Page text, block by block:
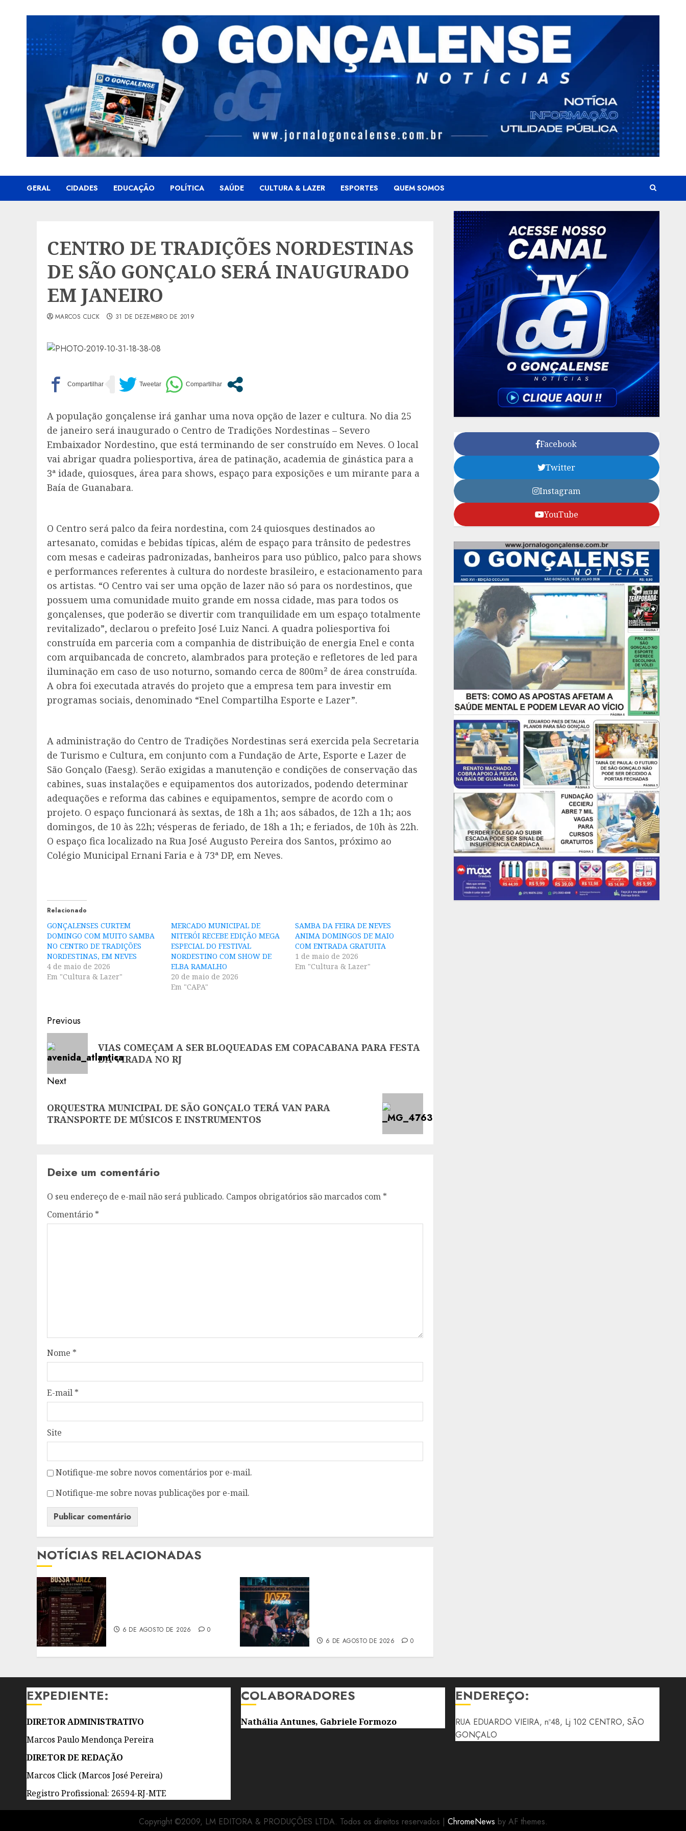
GERAL CIDADES EDUCAÇÃO POLÍTICA SAÚDE CULTURA & LAZER ESPORTES QUEM SOMOS
CENTRO DE TRADIÇÕES NORDESTINAS
DE SÃO GONÇALO SERÁ INAUGURADO
EM JANEIRO
MARCOS CLICK 31 DE DEZEMBRO DE 2019
A população gonçalense irá ganhar uma nova opção de lazer e cultura. No dia 25
de janeiro será inaugurado o Centro de Tradições Nordestinas – Severo
Embaixador Nordestino, que está terminando de ser construído em Neves. O local
vai abrigar quadra poliesportiva, área de patinação, academia de ginástica para a
3ª idade, quiosques, área para shows, espaço para exposições e um mirante para a
Baía de Guanabara.
O Centro será palco da feira nordestina, com 24 quiosques destinados ao
artesanato, comidas e bebidas típicas, além de espaço para trânsito de pedestres
com mesas e cadeiras padronizadas, banheiros para uso público, palco para shows
e performances referentes à cultura do nordeste brasileiro, e estacionamento para
os artistas. “O Centro vai ser uma opção de lazer não só para os nordestinos, que
possuem uma comunidade muito grande em nossa cidade, mas para todos os
gonçalenses, que poderão se divertir com tranquilidade em um espaço totalmente
revitalizado”, declarou o prefeito José Luiz Nanci. A quadra poliesportiva foi
construída em parceria com a companhia de distribuição de energia Enel e conta
com arquibancada de concreto, alambrados para proteção e refletores de led para
iluminação em caso de uso noturno, somando cerca de 800m² de área construída.
A obra foi executada através do projeto que a empresa tem para investir em
programas sociais, denominado “Enel Compartilha Esporte e Lazer”.
A administração do Centro de Tradições Nordestinas será exercida pela Secretaria
de Turismo e Cultura, em conjunto com a Fundação de Arte, Esporte e Lazer de
São Gonçalo (Faesg). Serão exigidas a manutenção e condições de conservação das
cabines, suas instalações e equipamentos dos autorizados, podendo determinar
adequações e reforma das cabines e equipamentos, sempre de acordo com o
projeto. O espaço funcionará às sextas, de 18h a 1h; aos sábados, de 12h a 1h; aos
domingos, de 10 às 22h; vésperas de feriado, de 18h a 1h; e feriados, de 10h às 22h.
O espaço fica localizado na Rua José Augusto Pereira dos Santos, próximo ao
Colégio Municipal Ernani Faria e à 73ª DP, em Neves.
Relacionado
GONÇALENSES CURTEM
DOMINGO COM MUITO SAMBA
NO CENTRO DE TRADIÇÕES
NORDESTINAS, EM NEVES
4 de maio de 2026
Em "Cultura & Lazer"
MERCADO MUNICIPAL DE
NITERÓI RECEBE EDIÇÃO MEGA
ESPECIAL DO FESTIVAL
NORDESTINO COM SHOW DE
ELBA RAMALHO
20 de maio de 2026
Em "CAPA"
SAMBA DA FEIRA DE NEVES
ANIMA DOMINGOS DE MAIO
COM ENTRADA GRATUITA
1 de maio de 2026
Em "Cultura & Lazer"
Post
navigation
Previous
Previous
post:
VIAS COMEÇAM A SER BLOQUEADAS EM COPACABANA PARA FESTA
DA VIRADA NO RJ
Next
post:
ORQUESTRA MUNICIPAL DE SÃO GONÇALO TERÁ VAN PARA
TRANSPORTE DE MÚSICOS E INSTRUMENTOS
Deixe um comentário
O seu endereço de e-mail não será publicado. Campos obrigatórios são marcados com *
Comentário *
Nome *
E-mail *
Site
Notifique-me sobre novos comentários por e-mail.
Notifique-me sobre novas publicações por e-mail.
NOTÍCIAS RELACIONADAS
6 DE AGOSTO DE 2026 0
6 DE AGOSTO DE 2026 0
Facebook
Twitter
Instagram
YouTube
EXPEDIENTE:
DIRETOR ADMINISTRATIVO
Marcos Paulo Mendonça Pereira
DIRETOR DE REDAÇÃO
Marcos Click (Marcos José Pereira)
Registro Profissional: 26594-RJ-MTE
COLABORADORES
Nathália Antunes, Gabriele Formozo
ENDEREÇO:
RUA EDUARDO VIEIRA, nº48, Lj 102 CENTRO, SÃO
GONÇALO
Copyright ©2009, LM EDITORA & PRODUÇÕES LTDA. Todos os direitos reservados | ChromeNews by AF themes.